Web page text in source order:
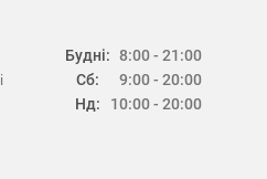
Будні:
Сб:
Нд:
8:00 - 21:00
9:00 - 20:00
10:00 - 20:00